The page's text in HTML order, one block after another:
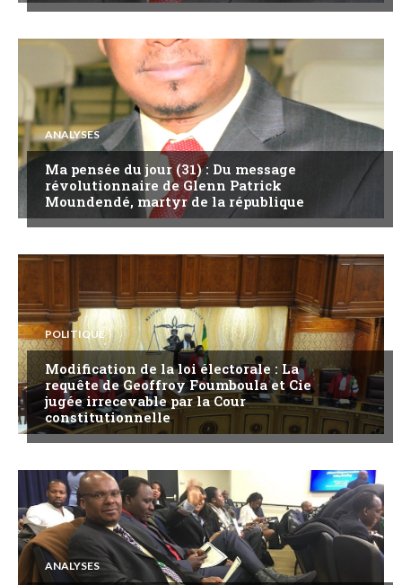
ANALYSES
Ma pensée du jour (31) : Du message
révolutionnaire de Glenn Patrick
Moundendé, martyr de la république
POLITIQUE
Modification de la loi électorale : La
requête de Geoffroy Foumboula et Cie
jugée irrecevable par la Cour
constitutionnelle
ANALYSES